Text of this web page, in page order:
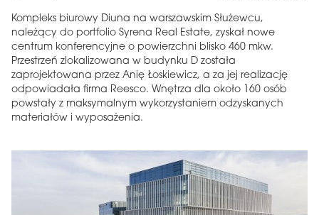
Kompleks biurowy Diuna na warszawskim Służewcu,
należący do portfolio Syrena Real Estate, zyskał nowe
centrum konferencyjne o powierzchni blisko 460 mkw.
Przestrzeń zlokalizowana w budynku D została
zaprojektowana przez Anię Łoskiewicz, a za jej realizację
odpowiadała firma Reesco. Wnętrza dla około 160 osób
powstały z maksymalnym wykorzystaniem odzyskanych
materiałów i wyposażenia.